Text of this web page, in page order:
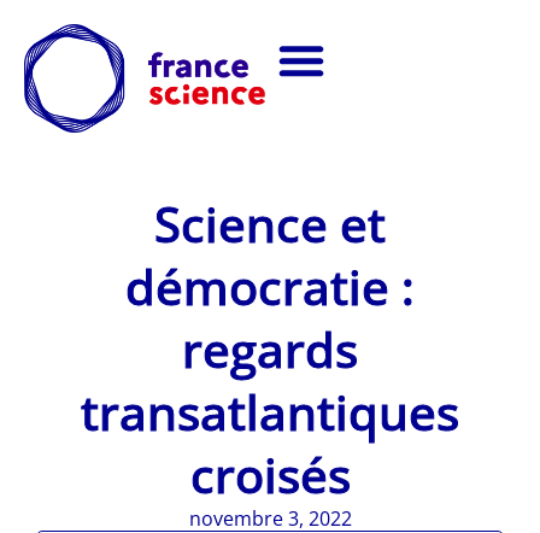
Science et
démocratie :
regards
transatlantiques
croisés
novembre 3, 2022